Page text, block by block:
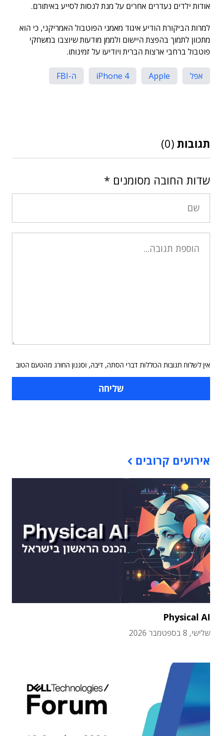
אודות ילדים נעדרים אחרים על מנת לנסות לסייע באיתורם.
למרות הביקורת הודיע איגוד מאמני הפוטבול האמריקני, כי הוא
מתכוון לתמוך בהפצת היישום ולממן מודעות שיוצבו במשחקי
פוטבול ברחבי ארצות הברית ויודיעו על זמינותו.
אפל Apple
iPhone 4 ה-FBI
תגובות (0)
שדות החובה מסומנים *
אין לשלוח תגובות הכוללות דברי הסתה, דיבה, וסגנון החורג מהטעם הטוב
אירועים קרובים
Physical AI
שלישי, 8 בספטמבר 2026